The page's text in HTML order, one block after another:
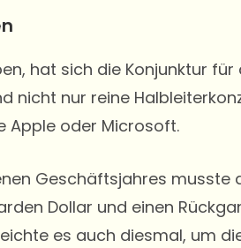
hat sich die Konjunktur
nicht nur reine
Apple oder Microsoft.
Geschäftsjahres musste
Dollar und einen
es auch diesmal, um